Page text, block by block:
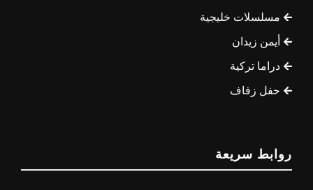
مسلسلات خليجية
أيمن زيدان
دراما تركية
حفل زفاف
روابط سريعة